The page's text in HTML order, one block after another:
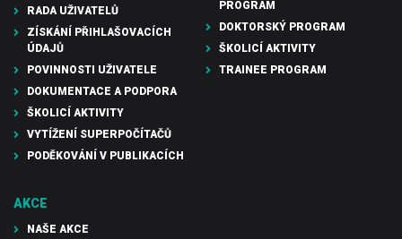
RADA UŽIVATELŮ
ZÍSKÁNÍ PŘIHLAŠOVACÍCH
ÚDAJŮ
POVINNOSTI UŽIVATELE
DOKUMENTACE A PODPORA
ŠKOLICÍ AKTIVITY
VYTÍŽENÍ SUPERPOČÍTAČŮ
PODĚKOVÁNÍ V PUBLIKACÍCH
PROGRAM
DOKTORSKÝ PROGRAM
ŠKOLICÍ AKTIVITY
TRAINEE PROGRAM
AKCE
NAŠE AKCE